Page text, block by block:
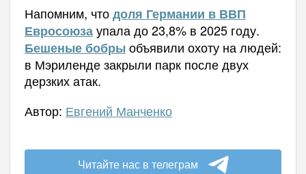
Напомним, чтодоля Германии в ВВП
Евросоюзаупала до 23,8% в 2025 году.
Бешеные бобры объявили охоту на людей:
в Мэриленде закрыли парк после двух
дерзких атак.
Автор: Евгений Манченко
Читайте нас в телеграм